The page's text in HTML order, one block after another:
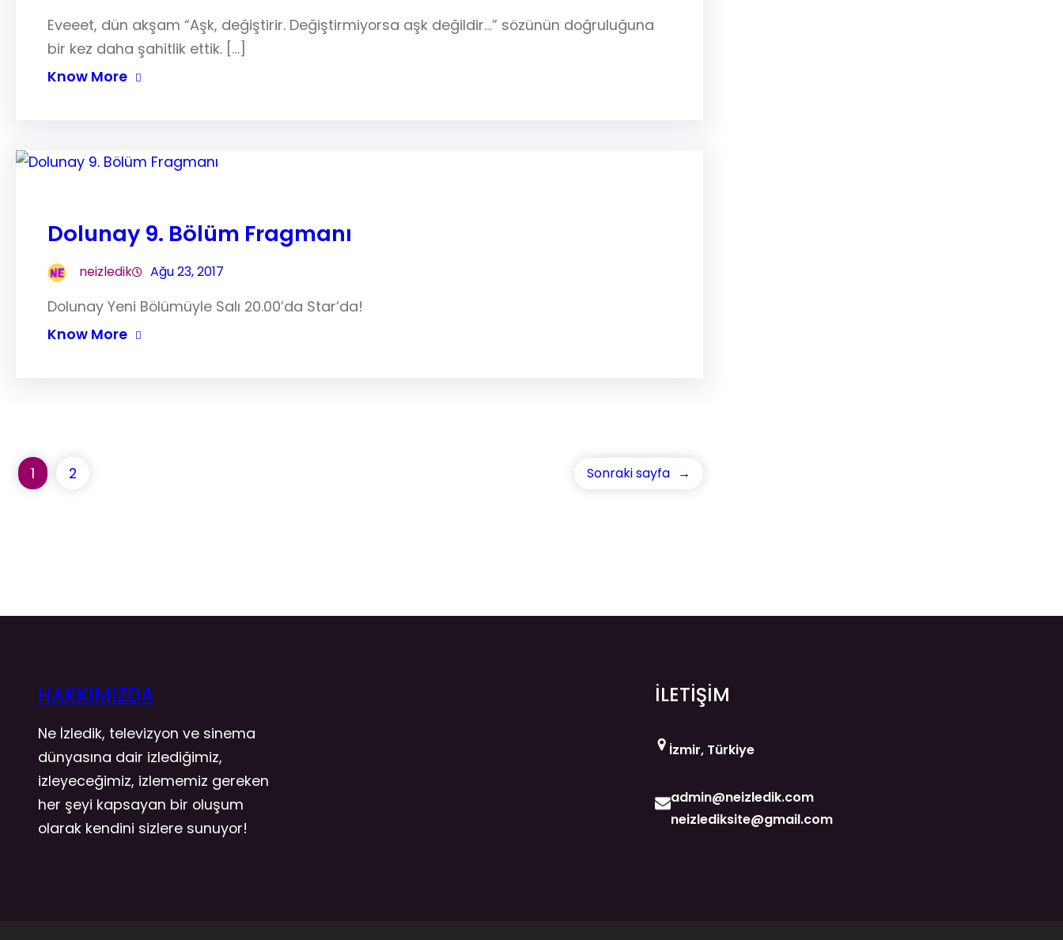
Eveeet, dün akşam “Aşk, değiştirir. Değiştirmiyorsa aşk değildir…” sözünün doğruluğuna
bir kez daha şahitlik ettik. […]
Know More
Dolunay 9. Bölüm Fragmanı
neizledik Ağu 23, 2017
Dolunay Yeni Bölümüyle Salı 20.00’da Star’da!
Know More
1 2 Sonraki sayfa →
HAKKIMIZDA
Ne İzledik, televizyon ve sinema
dünyasına dair izlediğimiz,
izleyeceğimiz, izlememiz gereken
her şeyi kapsayan bir oluşum
olarak kendini sizlere sunuyor!
İLETİŞİM
İzmir, Türkiye
admin@neizledik.com
neizlediksite@gmail.com